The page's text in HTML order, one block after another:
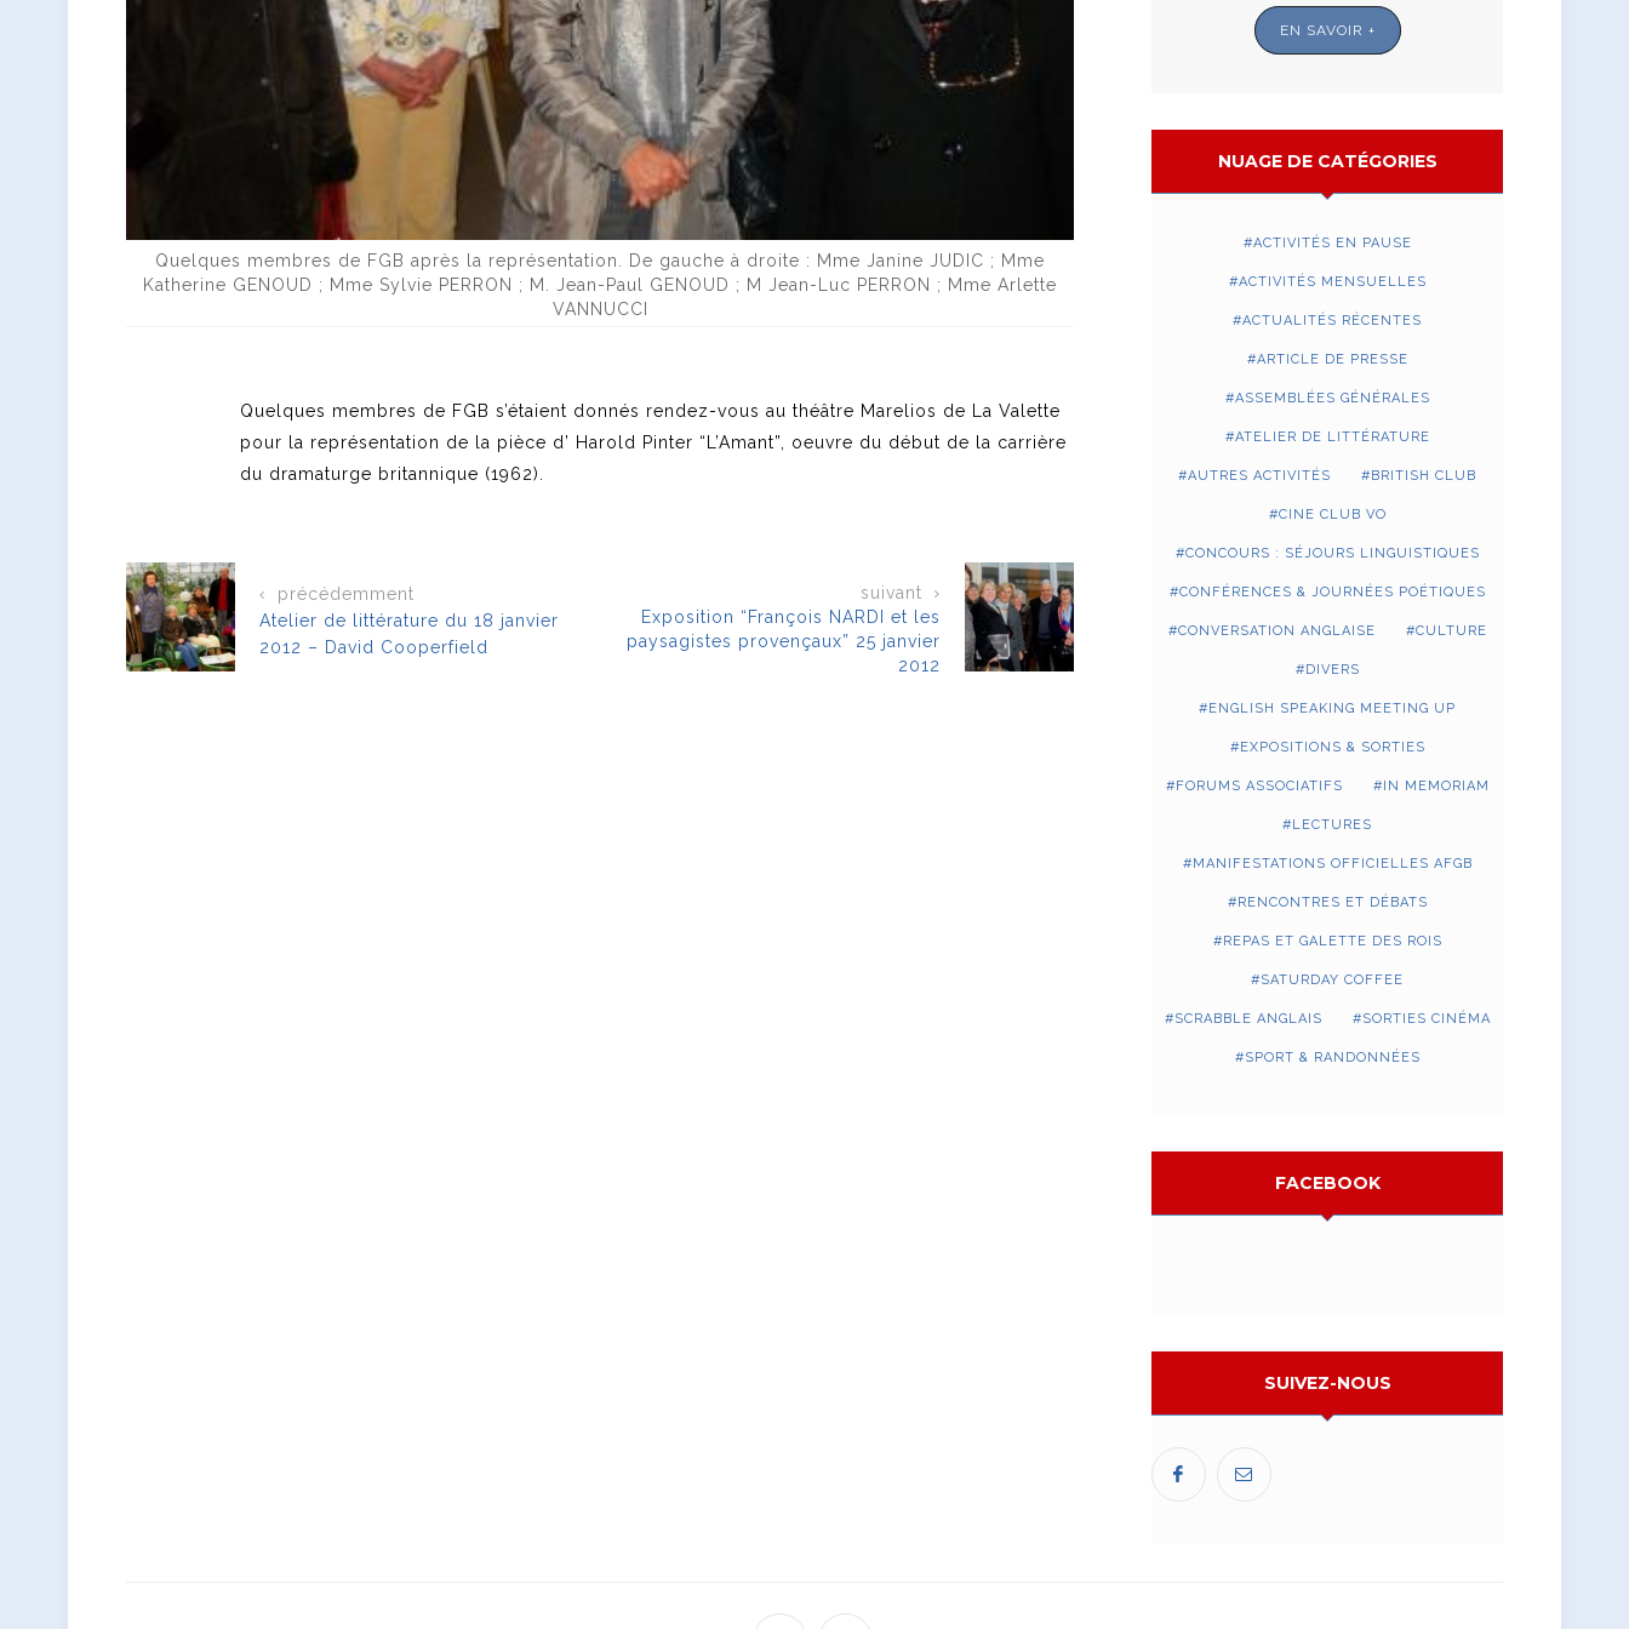
Quelques membres de FGB après la représentation. De gauche à droite : Mme Janine JUDIC ; Mme
Katherine GENOUD ; Mme Sylvie PERRON ; M. Jean-Paul GENOUD ; M Jean-Luc PERRON ; Mme Arlette
VANNUCCI
Quelques membres de FGB s’étaient donnés rendez-vous au théâtre Marelios de La Valette
pour la représentation de la pièce d’ Harold Pinter “L’Amant”, oeuvre du début de la carrière
du dramaturge britannique (1962).
précédemment
Atelier de littérature du 18 janvier
2012 – David Cooperfield
suivant
Exposition “François NARDI et les
paysagistes provençaux” 25 janvier
2012
EN SAVOIR +
NUAGE DE CATÉGORIES
ACTIVITÉS EN PAUSE
ACTIVITÉS MENSUELLES
ACTUALITÉS RÉCENTES
ARTICLE DE PRESSE
ASSEMBLÉES GÉNÉRALES
ATELIER DE LITTÉRATURE
AUTRES ACTIVITÉS BRITISH CLUB
CINE CLUB VO
CONCOURS : SÉJOURS LINGUISTIQUES
CONFÉRENCES & JOURNÉES POÉTIQUES
CONVERSATION ANGLAISE CULTURE
DIVERS
ENGLISH SPEAKING MEETING UP
EXPOSITIONS & SORTIES
FORUMS ASSOCIATIFS IN MEMORIAM
LECTURES
MANIFESTATIONS OFFICIELLES AFGB
RENCONTRES ET DÉBATS
REPAS ET GALETTE DES ROIS
SATURDAY COFFEE
SCRABBLE ANGLAIS SORTIES CINÉMA
SPORT & RANDONNÉES
FACEBOOK
SUIVEZ-NOUS